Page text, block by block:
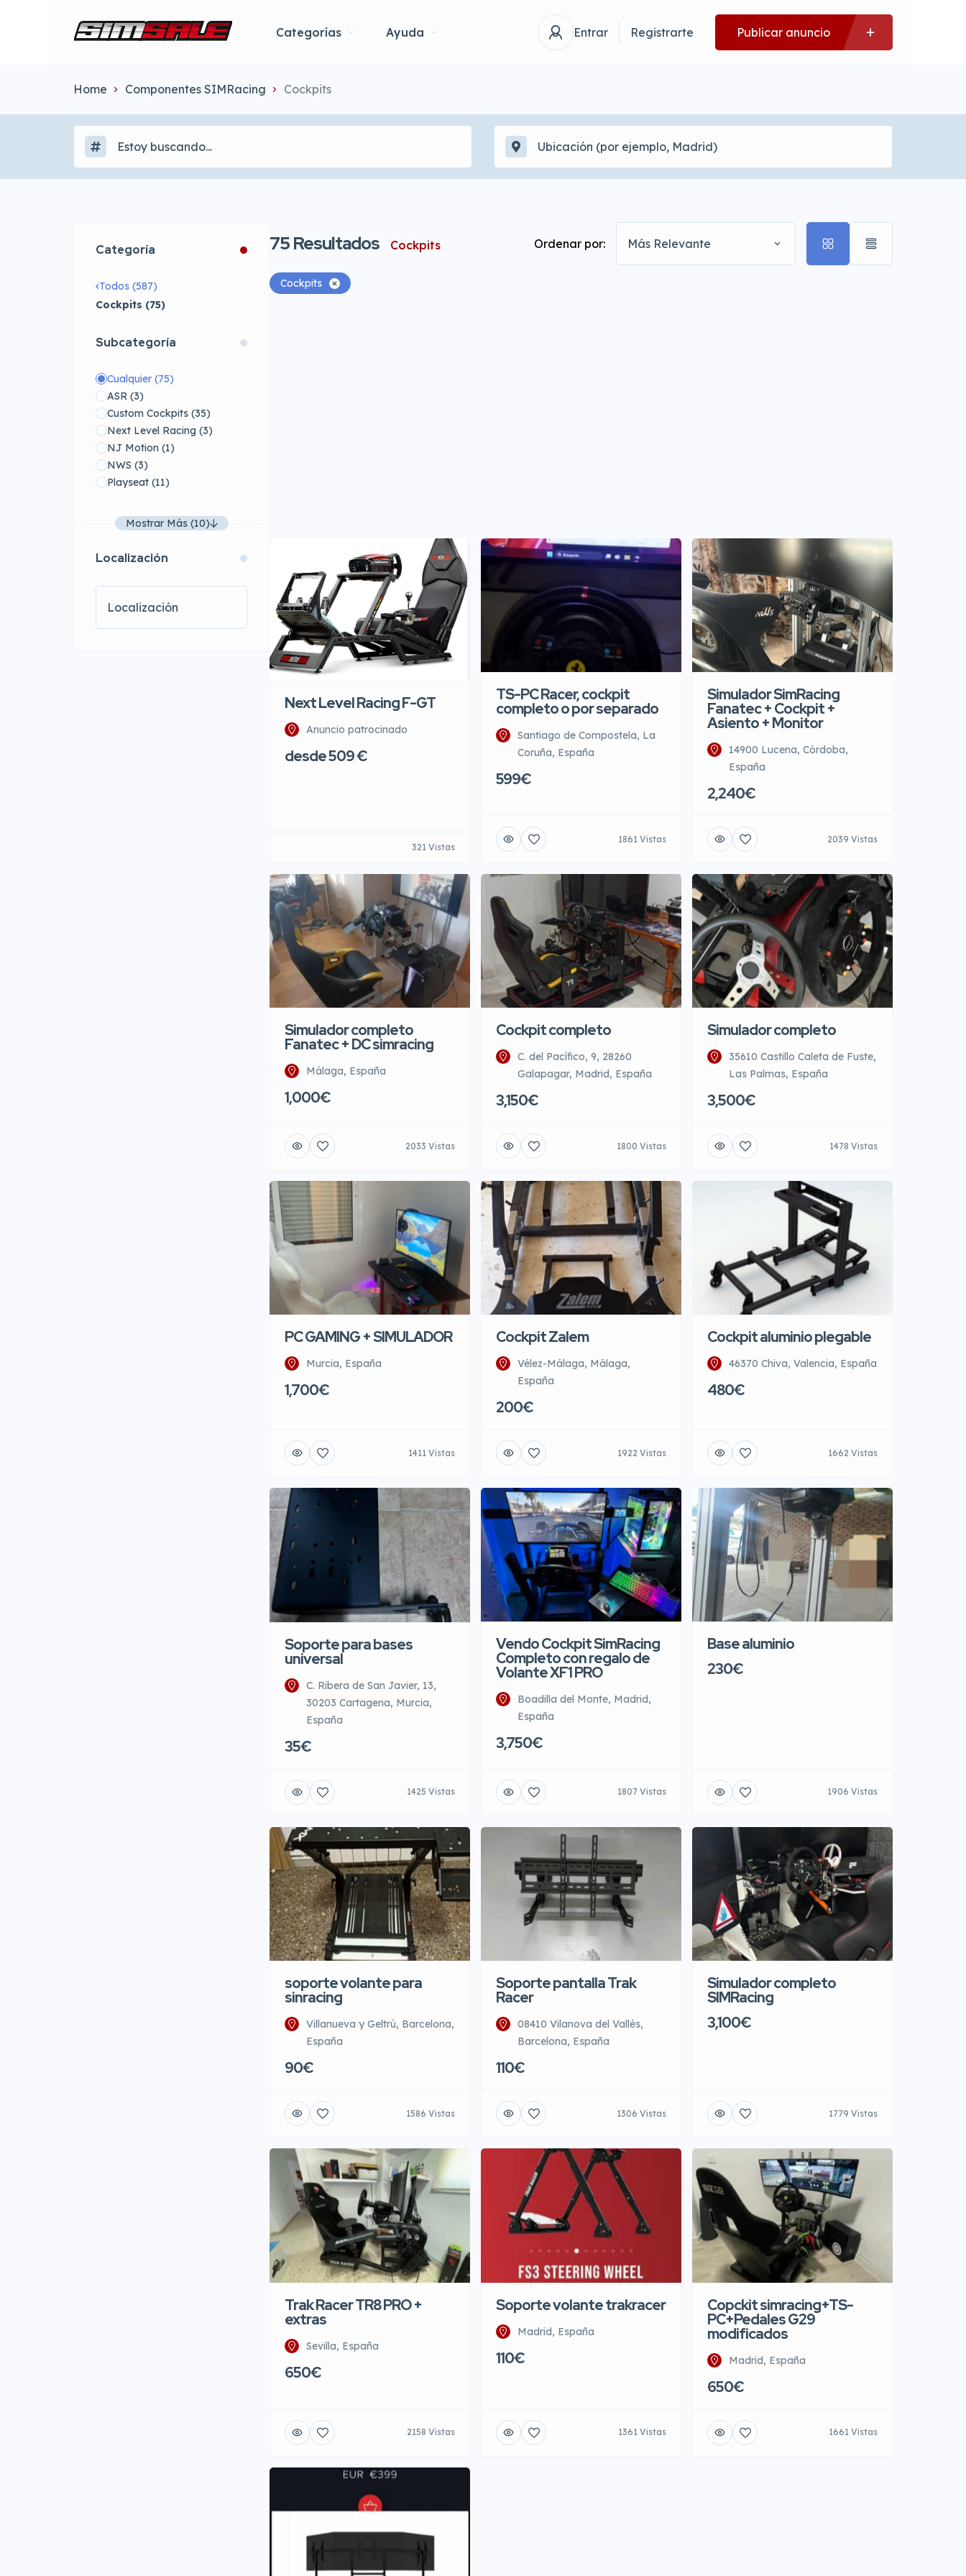
Categorías Ayuda Entrar Registrarte Publicar anuncio
Home Componentes SIMRacing Cockpits
Categoría
Todos (587)
Cockpits (75)
Subcategoría
Cualquier (75)
ASR (3)
Custom Cockpits (35)
Next Level Racing (3)
NJ Motion (1)
NWS (3)
Playseat (11)
Mostrar Más (10)
Localización
75Resultados Cockpits Ordenar por: Más Relevante
Cockpits
Next Level Racing F-GT
Anuncio patrocinado
desde 509 €
321 Vistas
TS-PC Racer, cockpit
completo o por separado
Santiago de Compostela, La
Coruña, España
599€
1861 Vistas
Simulador SimRacing
Fanatec + Cockpit +
Asiento + Monitor
14900 Lucena, Córdoba,
España
2,240€
2039 Vistas
Simulador completo
Fanatec + DC simracing
Málaga, España
1,000€
2033 Vistas
Cockpit completo
C. del Pacífico, 9, 28260
Galapagar, Madrid, España
3,150€
1800 Vistas
Simulador completo
35610 Castillo Caleta de Fuste,
Las Palmas, España
3,500€
1478 Vistas
PC GAMING + SIMULADOR
Murcia, España
1,700€
1411 Vistas
Cockpit Zalem
Vélez-Málaga, Málaga,
España
200€
1922 Vistas
Cockpit aluminio plegable
46370 Chiva, Valencia, España
480€
1662 Vistas
Soporte para bases
universal
C. Ribera de San Javier, 13,
30203 Cartagena, Murcia,
España
35€
1425 Vistas
Vendo Cockpit SimRacing
Completo con regalo de
Volante XF1 PRO
Boadilla del Monte, Madrid,
España
3,750€
1807 Vistas
Base aluminio
230€
1906 Vistas
soporte volante para
sinracing
Villanueva y Geltrú, Barcelona,
España
90€
1586 Vistas
Soporte pantalla Trak
Racer
08410 Vilanova del Vallès,
Barcelona, España
110€
1306 Vistas
Simulador completo
SIMRacing
3,100€
1779 Vistas
Trak Racer TR8 PRO +
extras
Sevilla, España
650€
2158 Vistas
Soporte volante trakracer
Madrid, España
110€
1361 Vistas
Copckit simracing+TS-
PC+Pedales G29
modificados
Madrid, España
650€
1661 Vistas